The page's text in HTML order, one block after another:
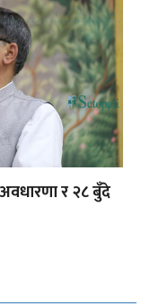
र २८ बुँदे